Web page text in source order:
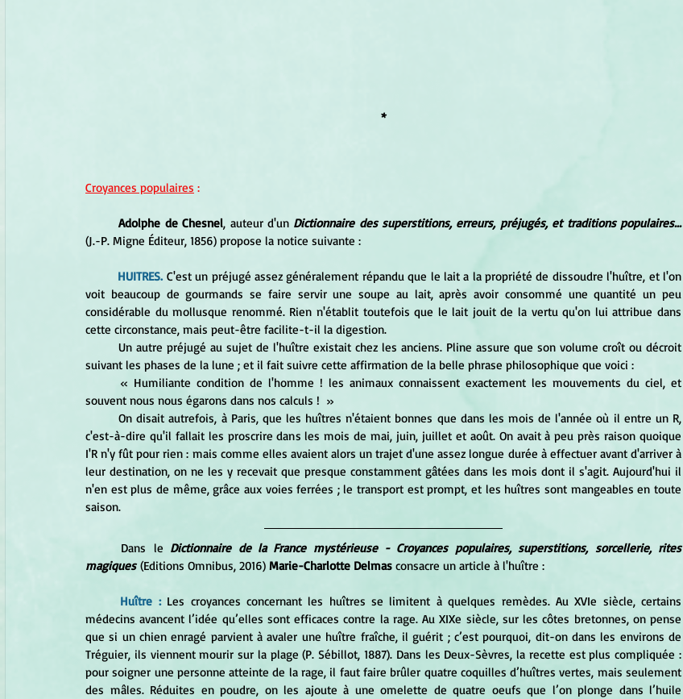
*
Croyances populaires :
Adolphe de Chesnel, auteur d'un
Dictionnaire des superstitions, erreurs, préjugés, et traditions populaires...
(J.-P. Migne Éditeur, 1856) propose la notice suivante :
HUITRES. C'est un préjugé assez généralement répandu que le lait a la propriété de dissoudre l'huître, et l'on
voit beaucoup de gourmands se faire servir une soupe au lait, après avoir consommé une quantité un peu
considérable du mollusque renommé. Rien n'établit toutefois que le lait jouit de la vertu qu'on lui attribue dans
cette circonstance, mais peut-être facilite-t-il la digestion.
suivant les phases de la lune ; et il fait suivre cette affirmation de la belle phrase philosophique que voici :
souvent nous nous égarons dans nos calculs !  »
	On disait autrefois, à Paris, que les huîtres n'étaient bonnes que dans les mois de l'année où il entre un R,
c'est-à-dire qu'il fallait les proscrire dans les mois de mai, juin, juillet et août. On avait à peu près raison quoique
I'R n'y fût pour rien : mais comme elles avaient alors un trajet d'une assez longue durée à effectuer avant d'arriver à
leur destination, on ne les y recevait que presque constamment gâtées dans les mois dont il s'agit. Aujourd'hui il
n'en est plus de même, grâce aux voies ferrées ; le transport est prompt, et les huîtres sont mangeables en toute
saison.
Dans le Dictionnaire de la France mystérieuse - Croyances populaires, superstitions, sorcellerie, rites
magiques (Editions Omnibus, 2016) Marie-Charlotte Delmas consacre un article à l'huître :
Huître : Les croyances concernant les huîtres se limitent à quelques remèdes. Au XVIe siècle, certains
médecins avancent l’idée qu’elles sont efficaces contre la rage. Au XIXe siècle, sur les côtes bretonnes, on pense
que si un chien enragé parvient à avaler une huître fraîche, il guérit ; c’est pourquoi, dit-on dans les environs de
Tréguier, ils viennent mourir sur la plage (P. Sébillot, 1887). Dans les Deux-Sèvres, la recette est plus compliquée :
pour soigner une personne atteinte de la rage, il faut faire brûler quatre coquilles d’huîtres vertes, mais seulement
des mâles. Réduites en poudre, on les ajoute à une omelette de quatre oeufs que l’on plonge dans l’huile